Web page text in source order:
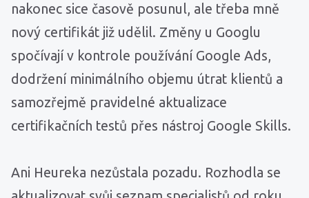
nakonec sice časově posunul, ale třeba mně
nový certifikát již udělil. Změny u Googlu
spočívají v kontrole používání Google Ads,
dodržení minimálního objemu útrat klientů a
samozřejmě pravidelné aktualizace
certifikačních testů přes nástroj Google Skills.
Ani Heureka nezůstala pozadu. Rozhodla se